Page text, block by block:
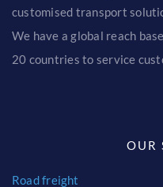
customised transport
We have a global reach
20 countries to service
OUR
Road freight